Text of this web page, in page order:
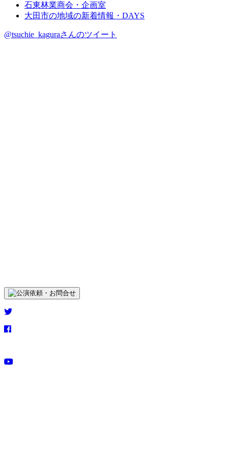
石東林業商会・企画室
大田市の地域の新着情報・DAYS
@tsuchie_kaguraさんのツイート